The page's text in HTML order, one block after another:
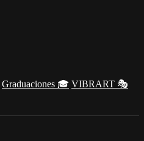
Graduaciones 🎓 VIBRART 🎭